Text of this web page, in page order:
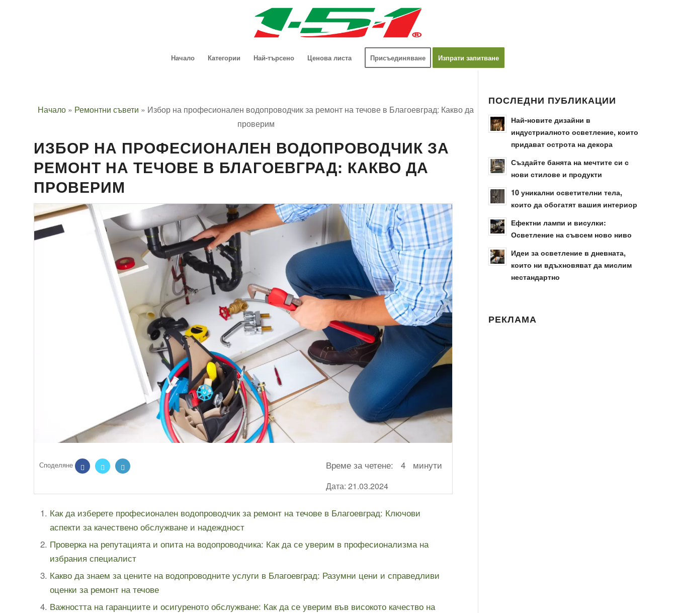
Начало Категории Най-търсено Ценова листа Присъединяване Изпрати запитване
Начало » Ремонтни съвети » Избор на професионален водопроводчик за ремонт на течове в Благоевград: Какво да
проверим
ИЗБОР НА ПРОФЕСИОНАЛЕН ВОДОПРОВОДЧИК ЗА
РЕМОНТ НА ТЕЧОВЕ В БЛАГОЕВГРАД: КАКВО ДА
ПРОВЕРИМ
Време за четене: 4 минути
Дата: 21.03.2024
Как да изберете професионален водопроводчик за ремонт на течове в Благоевград: Ключови
аспекти за качествено обслужване и надеждност
Проверка на репутацията и опита на водопроводчика: Как да се уверим в професионализма на
избрания специалист
Какво да знаем за цените на водопроводните услуги в Благоевград: Разумни цени и справедливи
оценки за ремонт на течове
Важността на гаранциите и осигуреното обслужване: Как да се уверим във високото качество на
ПОСЛЕДНИ ПУБЛИКАЦИИ
Най-новите дизайни в
индустриалното осветление, които
придават острота на декора
Създайте банята на мечтите си с
нови стилове и продукти
10 уникални осветителни тела,
които да обогатят вашия интериор
Ефектни лампи и висулки:
Осветление на съвсем ново ниво
Идеи за осветление в дневната,
които ни вдъхновяват да мислим
нестандартно
РЕКЛАМА